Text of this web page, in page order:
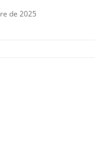
de 2025